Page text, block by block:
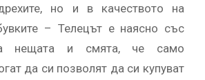
но и в качеството на
– Телецът е наясно със
нещата и смята, че само
да си позволят да си купуват